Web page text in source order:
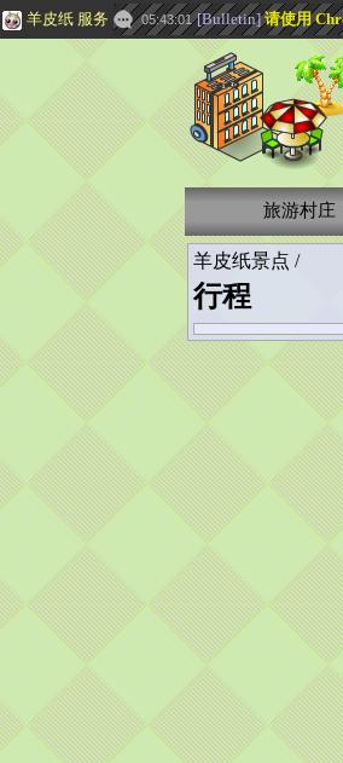
羊皮纸 服务 05:43:01 [Bulletin]请使用
旅游村庄
羊皮纸景点 /
行程